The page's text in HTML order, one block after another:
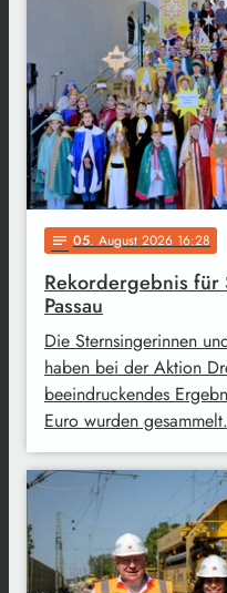
notes 05. August 2026 16:28
Rekordergebnis für
Passau
Die Sternsingerinnen
haben bei der Aktion
beeindruckendes
Euro wurden